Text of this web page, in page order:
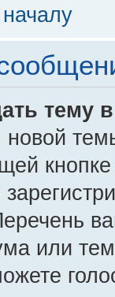
тему
новой
или